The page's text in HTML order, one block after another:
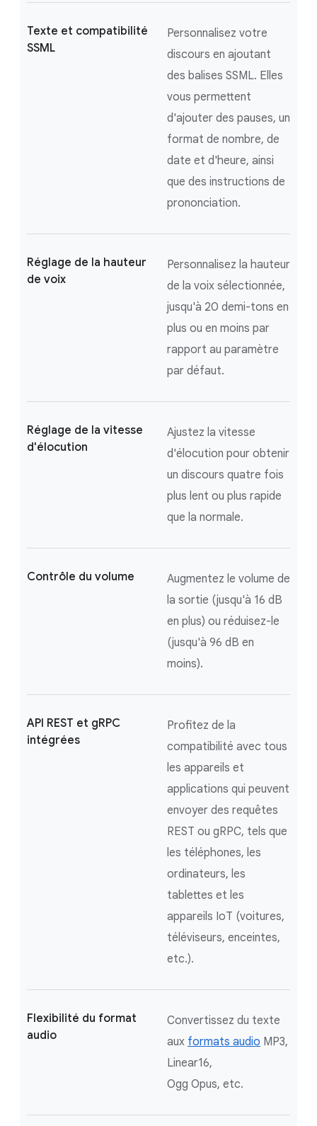
Texte et compatibilité
SSML
Personnalisez votre
discours en ajoutant
des balises SSML. Elles
vous permettent
d'ajouter des pauses, un
format de nombre, de
date et d'heure, ainsi
que des instructions de
prononciation.
Réglage de la hauteur
de voix
Personnalisez la hauteur
de la voix sélectionnée,
jusqu'à 20 demi-tons en
plus ou en moins par
rapport au paramètre
par défaut.
Réglage de la vitesse
d'élocution
Ajustez la vitesse
d'élocution pour obtenir
un discours quatre fois
plus lent ou plus rapide
que la normale.
Contrôle du volume
Augmentez le volume de
la sortie (jusqu'à 16 dB
en plus) ou réduisez-le
(jusqu'à 96 dB en
moins).
API REST et gRPC
intégrées
Profitez de la
compatibilité avec tous
les appareils et
applications qui peuvent
envoyer des requêtes
REST ou gRPC, tels que
les téléphones, les
ordinateurs, les
tablettes et les
appareils IoT (voitures,
téléviseurs, enceintes,
etc.).
Flexibilité du format
audio
Convertissez du texte
aux formats audio MP3,
Linear16,
Ogg Opus, etc.